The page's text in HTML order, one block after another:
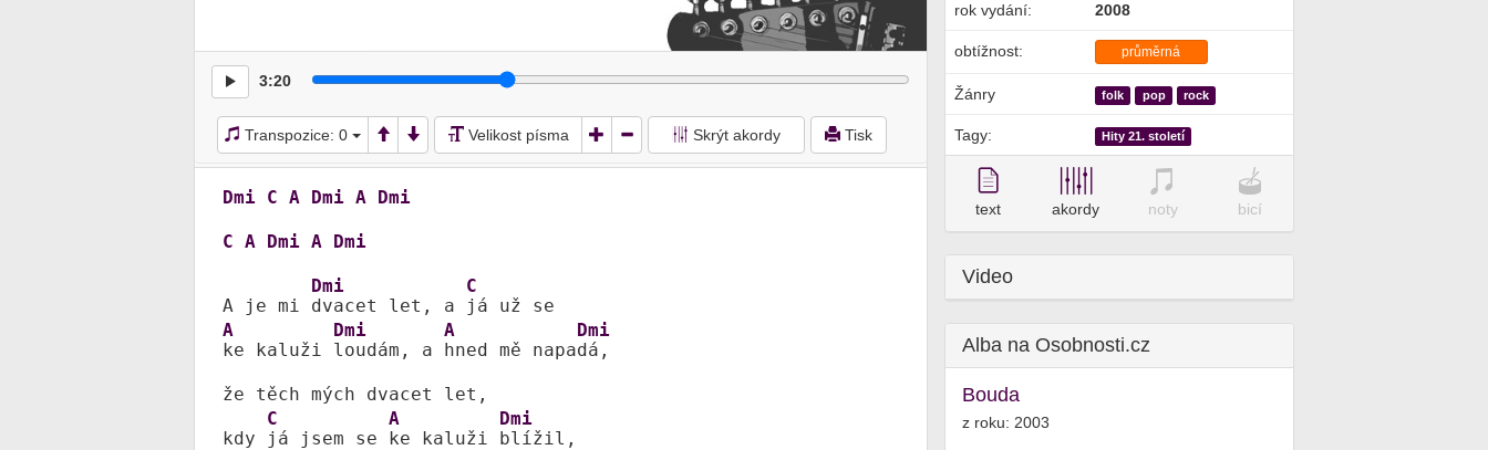
3:20
Transpozice: 0 Velikost písma Skrýt akordy Tisk
Dmi C A Dmi A Dmi
C A Dmi A Dmi
A je mi
Dmi
dvacet let, a
C
A
ke kaluži
Dmi
loudám, a
A
hned mě napa
Dmi
dá,
že těch mých dvacet let,
kdy
C
já jsem se
A
ke kaluži
Dmi
blížil,
rok vydání: 2008
obtížnost: průměrná
Žánry folk pop rock
Tagy: Hity 21. století
text akordy noty bicí
Video
Alba na Osobnosti.cz
Bouda
z roku: 2003